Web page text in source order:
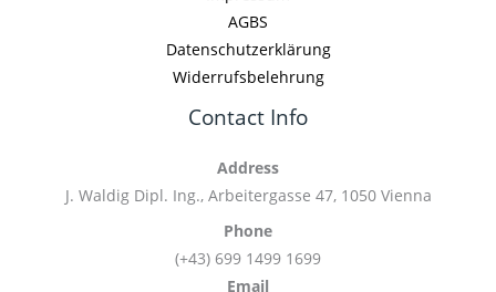
AGBS
Datenschutzerklärung
Widerrufsbelehrung
Contact Info
Address
J. Waldig Dipl. Ing., Arbeitergasse 47, 1050 Vienna
Phone
(+43) 699 1499 1699
Email